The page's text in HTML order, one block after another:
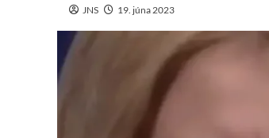
JNS 19. júna 2023